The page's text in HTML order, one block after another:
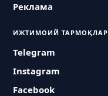
Реклама
ИЖТИМОИЙ ТАРМОҚЛАР
Telegram
Instagram
Facebook